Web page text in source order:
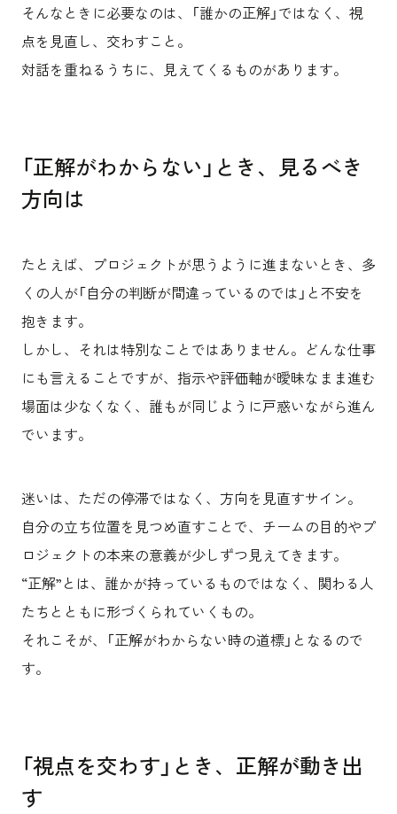
そんなときに必要なのは、「誰かの正解」ではなく、視
点を見直し、交わすこと。
対話を重ねるうちに、見えてくるものがあります。
「正解がわからない」とき、見るべき
方向は
たとえば、プロジェクトが思うように進まないとき、多
くの人が「自分の判断が間違っているのでは」と不安を
抱きます。
しかし、それは特別なことではありません。どんな仕事
にも言えることですが、指示や評価軸が曖昧なまま進む
場面は少なくなく、誰もが同じように戸惑いながら進ん
でいます。
迷いは、ただの停滞ではなく、方向を見直すサイン。
自分の立ち位置を見つめ直すことで、チームの目的やプ
ロジェクトの本来の意義が少しずつ見えてきます。
“正解”とは、誰かが持っているものではなく、関わる人
たちとともに形づくられていくもの。
それこそが、「正解がわからない時の道標」となるので
す。
「視点を交わす」とき、正解が動き出
す